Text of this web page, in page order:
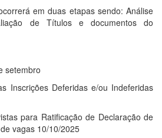
em duas etapas sendo: Análise
de Títulos e documentos do
setembro
Inscrições Deferidas e/ou Indeferidas
para Ratificação de Declaração de
vagas 10/10/2025